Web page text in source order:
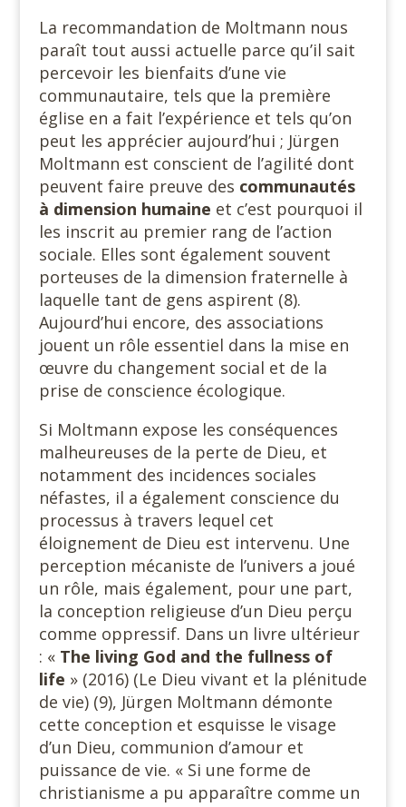
La recommandation de Moltmann nous
paraît tout aussi actuelle parce qu’il sait
percevoir les bienfaits d’une vie
communautaire, tels que la première
église en a fait l’expérience et tels qu’on
peut les apprécier aujourd’hui ; Jürgen
Moltmann est conscient de l’agilité dont
peuvent faire preuve des communautés
à dimension humaine et c’est pourquoi il
les inscrit au premier rang de l’action
sociale. Elles sont également souvent
porteuses de la dimension fraternelle à
laquelle tant de gens aspirent (8).
Aujourd’hui encore, des associations
jouent un rôle essentiel dans la mise en
œuvre du changement social et de la
prise de conscience écologique.
Si Moltmann expose les conséquences
malheureuses de la perte de Dieu, et
notamment des incidences sociales
néfastes, il a également conscience du
processus à travers lequel cet
éloignement de Dieu est intervenu. Une
perception mécaniste de l’univers a joué
un rôle, mais également, pour une part,
la conception religieuse d’un Dieu perçu
comme oppressif. Dans un livre ultérieur
: « The living God and the fullness of
life » (2016) (Le Dieu vivant et la plénitude
de vie) (9), Jürgen Moltmann démonte
cette conception et esquisse le visage
d’un Dieu, communion d’amour et
puissance de vie. « Si une forme de
christianisme a pu apparaître comme un